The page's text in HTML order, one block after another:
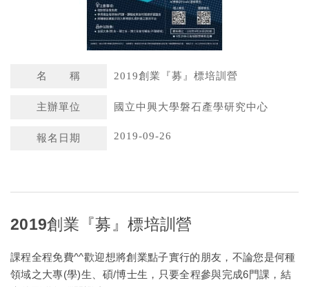
名 稱 2019創業『募』標培訓營
主辦單位 國立中興大學磐石產學研究中心
報名日期 2019-09-26
2019創業『募』標培訓營
課程全程免費^^歡迎想將創業點子實行的朋友，不論您是何種
領域之大專(學)生、碩/博士生，只要全程參與完成6門課，結